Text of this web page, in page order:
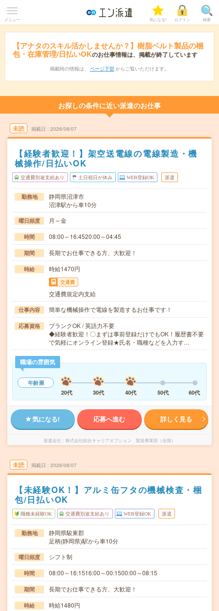
メニュー 気になる! ログイン 検索
【アナタのスキル活かしませんか？】樹脂ベルト製品の梱
包・在庫管理/日払いOKのお仕事情報は、掲載が終了しています
掲載時の情報は、 ページ下部 からご覧いただけます。
お探しの条件に近い派遣のお仕事
未読 掲載日 2026/08/07
【経験者歓迎！】架空送電線の電線製造・機
械操作/日払いOK
交通費別途支給あり 土日祝日が休み WEB登録OK 派遣
勤務地
静岡県沼津市
沼津駅から車10分
曜日頻度 月～金
時間 08:00～16:4520:00～04:45
期間 長期でお仕事できる方、大歓迎！
時給 時給1470円
交通費
交通費規定内支給
仕事内容 簡単な機械操作で電線を製造するお仕事です！
応募資格
ブランクOK / 英語力不要
◆経験者歓迎！〇まずは事前登録だけでもOK！履歴書不要
で気軽にオンライン登録★氏名・職種などを入力す…
職場の雰囲気
年齢層
20代
30代 40代 50代 60代
気になる! 応募へ進む 詳しく見る
派遣会社 株式会社綜合キャリアオプション 製造事業部（全国）
未読 掲載日 2026/08/07
【未経験OK！】アルミ缶フタの機械検査・梱
包/日払いOK
職種未経験OK 交通費別途支給あり WEB登録OK 派遣
勤務地
静岡県駿東郡
足柄(静岡県)駅から車10分
曜日頻度 シフト制
時間 08:00～16:1516:00～00:1500:00～08:15
期間 長期でお仕事できる方、大歓迎！
時給 時給1480円